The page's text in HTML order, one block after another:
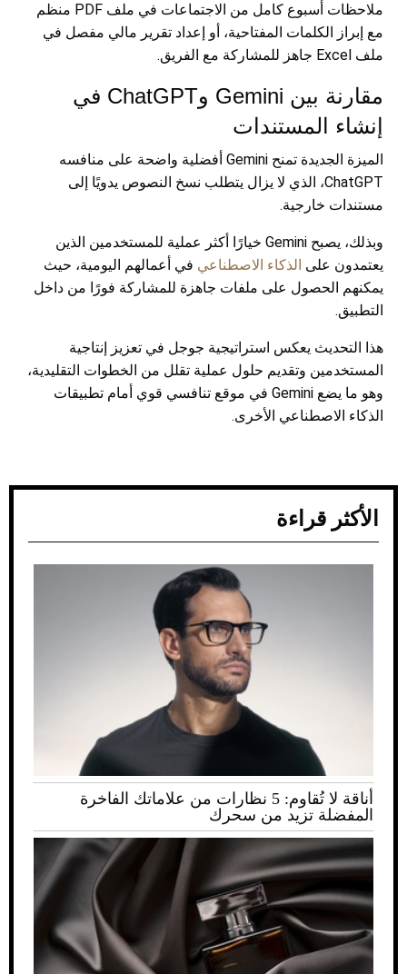
ملاحظات أسبوع كامل من الاجتماعات في ملف PDF منظم
مع إبراز الكلمات المفتاحية، أو إعداد تقرير مالي مفصل في
ملف Excel جاهز للمشاركة مع الفريق.
مقارنة بين Gemini وChatGPT في
إنشاء المستندات
الميزة الجديدة تمنح Gemini أفضلية واضحة على منافسه
ChatGPT، الذي لا يزال يتطلب نسخ النصوص يدويًا إلى
مستندات خارجية.
وبذلك، يصبح Gemini خيارًا أكثر عملية للمستخدمين الذين
يعتمدون على الذكاء الاصطناعي في أعمالهم اليومية، حيث
يمكنهم الحصول على ملفات جاهزة للمشاركة فورًا من داخل
التطبيق.
هذا التحديث يعكس استراتيجية جوجل في تعزيز إنتاجية
المستخدمين وتقديم حلول عملية تقلل من الخطوات التقليدية،
وهو ما يضع Gemini في موقع تنافسي قوي أمام تطبيقات
الذكاء الاصطناعي الأخرى.
الأكثر قراءة
أناقة لا تُقاوم: 5 نظارات من علاماتك الفاخرة
المفضلة تزيد من سحرك